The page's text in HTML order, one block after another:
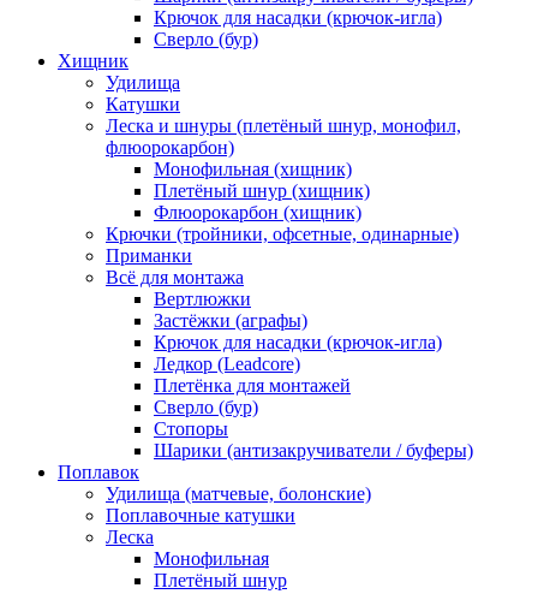
Крючок для насадки (крючок-игла)
Сверло (бур)
Хищник
Удилища
Катушки
Леска и шнуры (плетёный шнур, монофил,
флюорокарбон)
Монофильная (хищник)
Плетёный шнур (хищник)
Флюорокарбон (хищник)
Крючки (тройники, офсетные, одинарные)
Приманки
Всё для монтажа
Вертлюжки
Застёжки (аграфы)
Крючок для насадки (крючок-игла)
Ледкор (Leadcore)
Плетёнка для монтажей
Сверло (бур)
Стопоры
Шарики (антизакручиватели / буферы)
Поплавок
Удилища (матчевые, болонские)
Поплавочные катушки
Леска
Монофильная
Плетёный шнур